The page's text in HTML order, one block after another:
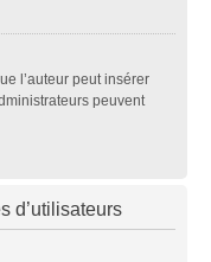
l’auteur peut insérer
peuvent
d’utilisateurs